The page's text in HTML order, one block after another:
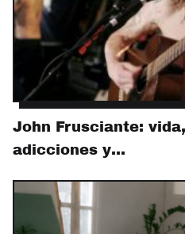
John Frusciante:
adicciones y…